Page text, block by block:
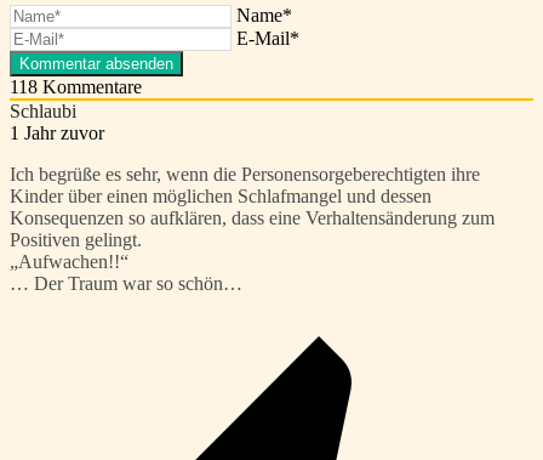
Name*
E-Mail*
118 Kommentare
Schlaubi
1 Jahr zuvor
Ich begrüße es sehr, wenn die Personensorgeberechtigten ihre
Kinder über einen möglichen Schlafmangel und dessen
Konsequenzen so aufklären, dass eine Verhaltensänderung zum
Positiven gelingt.
„Aufwachen!!“
… Der Traum war so schön…